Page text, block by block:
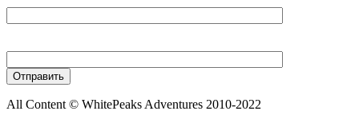
All Content © WhitePeaks Adventures 2010-2022